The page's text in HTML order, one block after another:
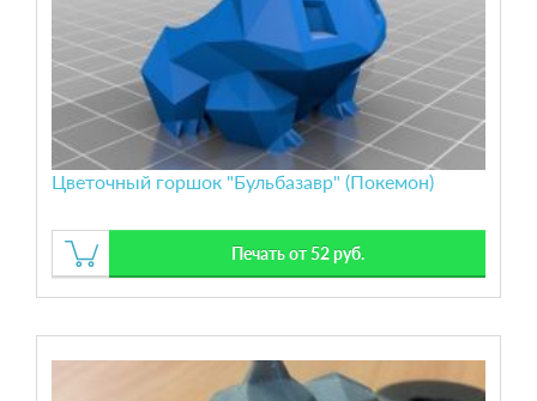
Цветочный горшок "Бульбазавр" (Покемон)
Печать от 52 руб.